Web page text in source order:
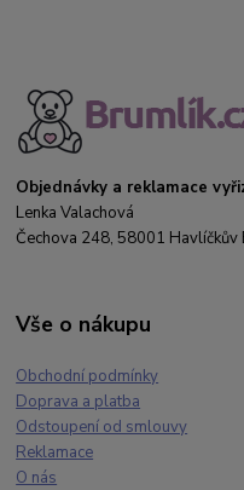
Objednávky a reklamace
Lenka Valachová
Čechova 248, 58001 Havlíčkův
Vše o nákupu
Obchodní podmínky
Doprava a platba
Odstoupení od smlouvy
Reklamace
O nás